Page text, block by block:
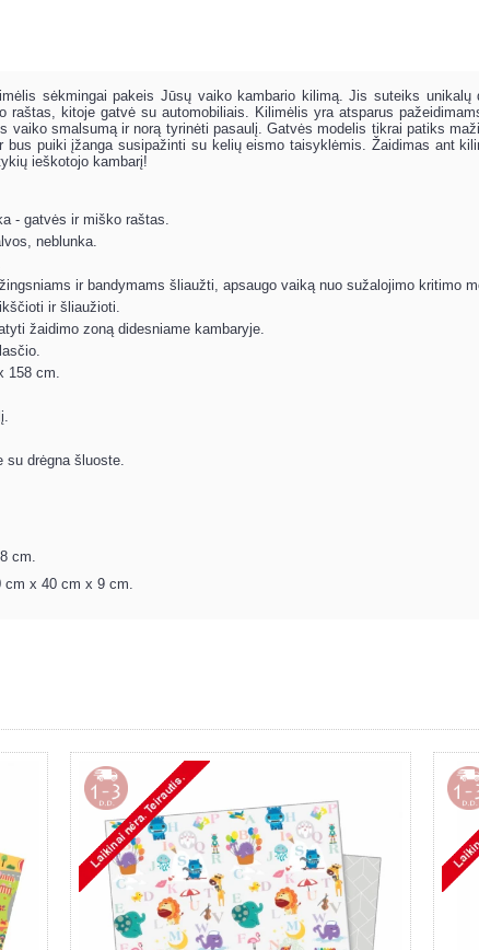
sėkmingai pakeis Jūsų vaiko kambario kilimą. Jis suteiks unikalų
raštas, kitoje gatvė su automobiliais. Kilimėlis yra atsparus
vaiko smalsumą ir norą tyrinėti pasaulį. Gatvės modelis tikrai patiks
bus puiki įžanga susipažinti su kelių eismo taisyklėmis. Žaidimas ant
ieškotojo kambarį!
- gatvės ir miško raštas.
neblunka.
ir bandymams šliaužti, apsaugo vaiką nuo sužalojimo kritimo
ir šliaužioti.
žaidimo zoną didesniame kambaryje.
158 cm.
su drėgna šluoste.
cm.
cm x 40 cm x 9 cm.